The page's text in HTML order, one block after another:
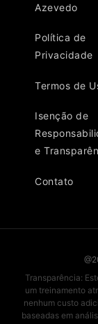
Azevedo
Política de
Privacidade
Termos de
Isenção de
e
Contato
Transparência:
um treinamento
nenhum custo
baseadas em